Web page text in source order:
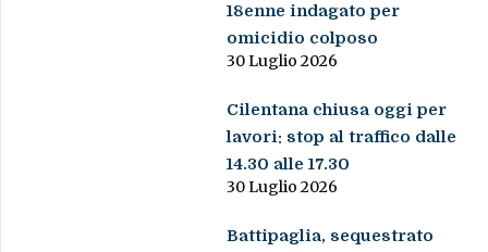
18enne indagato per
omicidio colposo
30 Luglio 2026
Cilentana chiusa oggi per
lavori: stop al traffico dalle
14.30 alle 17.30
30 Luglio 2026
Battipaglia, sequestrato